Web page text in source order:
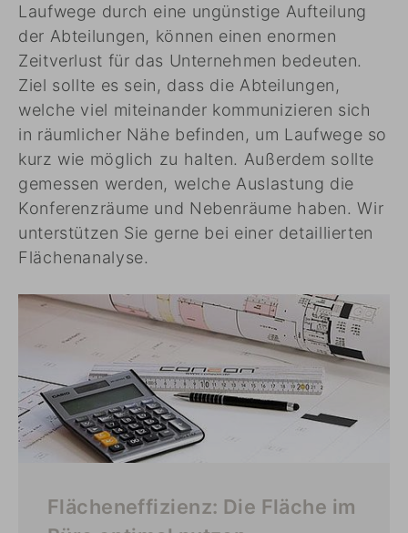
Laufwege durch eine ungünstige Aufteilung
der Abteilungen, können einen enormen
Zeitverlust für das Unternehmen bedeuten.
Ziel sollte es sein, dass die Abteilungen,
welche viel miteinander kommunizieren sich
in räumlicher Nähe befinden, um Laufwege so
kurz wie möglich zu halten. Außerdem sollte
gemessen werden, welche Auslastung die
Konferenzräume und Nebenräume haben. Wir
unterstützen Sie gerne bei einer detaillierten
Flächenanalyse.
Flächeneffizienz: Die Fläche im